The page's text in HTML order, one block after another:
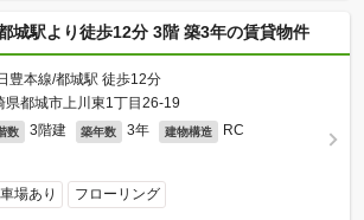
城駅より徒歩12分 3階 築3年の賃貸物件
豊本線/都城駅 徒歩12分
県都城市上川東1丁目26-19
数 3階建 築年数 3年 建物構造 RC
場あり フローリング